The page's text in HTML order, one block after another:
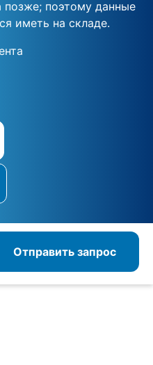
позже; поэтому данные
иметь на складе.
Отправить запрос